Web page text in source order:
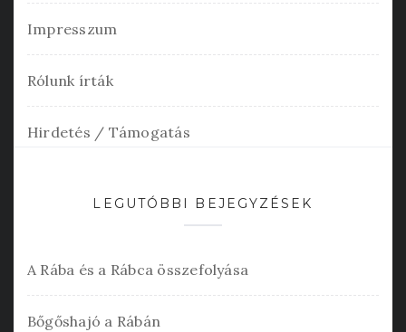
Impresszum
Rólunk írták
Hirdetés / Támogatás
LEGUTÓBBI BEJEGYZÉSEK
A Rába és a Rábca összefolyása
Bőgőshajó a Rábán